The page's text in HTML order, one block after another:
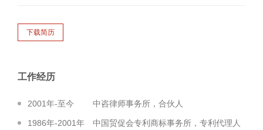
工作经历
2001年-至今 中咨律师事务所，合伙人
1986年-2001年 中国贸促会专利商标事务所，专利代理人